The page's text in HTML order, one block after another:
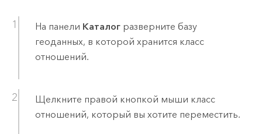
На панели Каталогразверните базу
геоданных, в которой хранится класс
отношений.
Щелкните правой кнопкой мыши класс
отношений, который вы хотите переместить.